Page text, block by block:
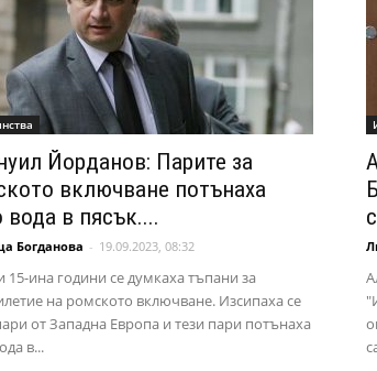
Йорданов: Парите за
включване потънаха
вода в пясък....
Богданова - 19.09.2023, 08:32
15-ина години се думкаха тъпани за
на ромското включване. Изсипаха се
от Западна Европа и тези пари потънаха
в...